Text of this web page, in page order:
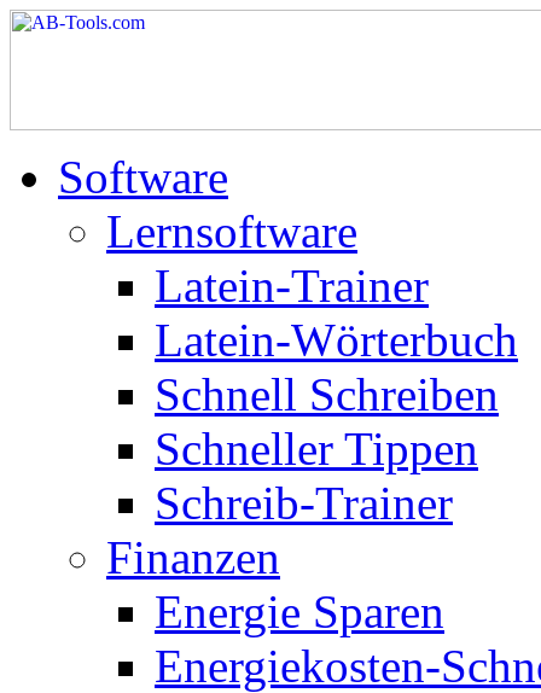
Software
Lernsoftware
Latein-Trainer
Latein-Wörterbuch
Schnell Schreiben
Schneller Tippen
Schreib-Trainer
Finanzen
Energie Sparen
Energiekosten-